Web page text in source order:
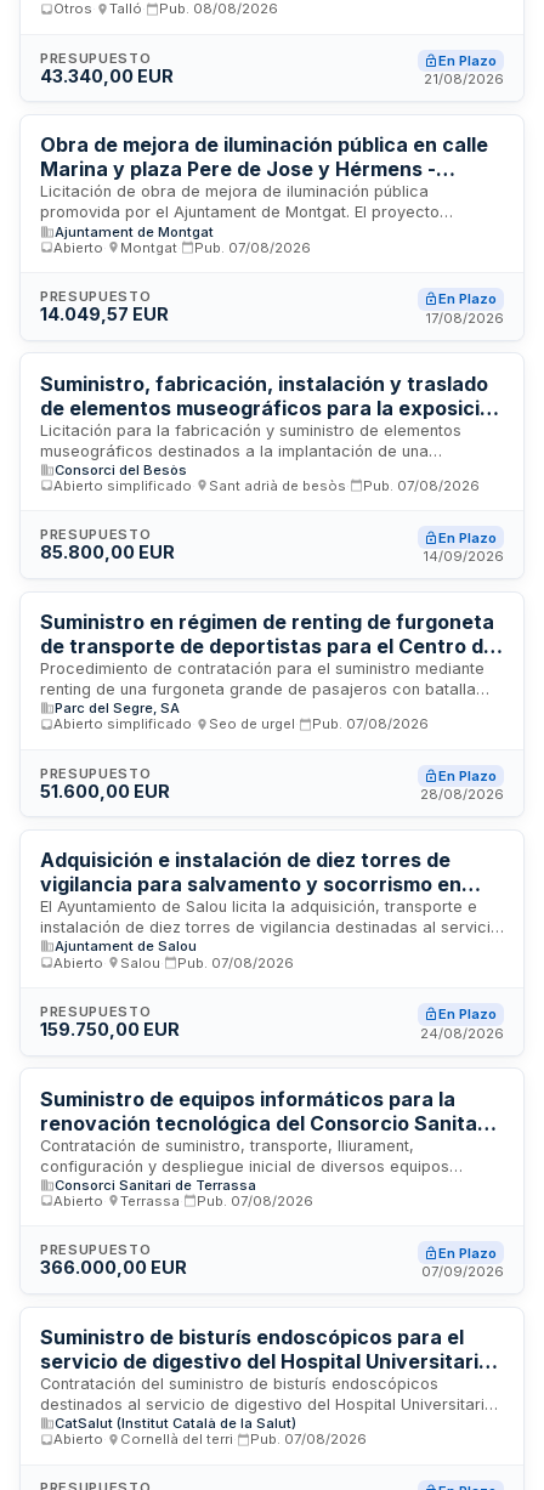
de noche auxiliares destinadas a la Residencia Sant Roc
conformidad con las especificaciones técnicas establecidas
en el pliego de prescripciones técnicas y las fichas técnicas
Otros
Talló Pub. 08/08/2026
PRESUPUESTO
43.340,00 EUR
En Plazo
21/08/2026
Obra de mejora de iluminación pública en calle
Marina y plaza Pere de Jose y Hérmens -
Ajuntament de Montgat
Licitación de obra de mejora de iluminación pública
promovida por el Ajuntament de Montgat. El proyecto
comprende la sustitución de luminarias en la acera de la
calle Marina por nuevas instalaciones que garanticen niveles
luminarias de óptica asimétrica por simétricas en la plaza
Pere de Jose y Hérmens para optimizar la iluminación frontal
infraestructuras de alumbrado público que han llegado al
final de su vida útil y mejorar la calidad de iluminación en
espacios públicos del municipio.
Ajuntament de Montgat
Abierto
Montgat Pub. 07/08/2026
PRESUPUESTO
14.049,57 EUR
En Plazo
17/08/2026
Suministro, fabricación, instalación y traslado
de elementos museográficos para la exposición
sobre la Nave de Turbinas y Catalunya Media
City
Licitación para la fabricación y suministro de elementos
museográficos destinados a la implantación de una
exposición sobre la Nave de Turbinas y el proyecto
Catalunya Media City. El contrato incluye prestaciones
desmontaje, traslado e instalación eléctrica de los
elementos. Los elementos se desarrollarán conforme a las
especificaciones definidas por el Consorci del Besòs en el
Plec de Prescripcions Tècniques.
Consorci del Besòs
Abierto simplificado
Sant adrià de besòs Pub. 07/08/2026
PRESUPUESTO
85.800,00 EUR
En Plazo
14/09/2026
Suministro en régimen de renting de furgoneta
de transporte de deportistas para el Centro de
Tecnificación del Parque Olímpico del Segre
Procedimiento de contratación para el suministro mediante
renting de una furgoneta grande de pasajeros con batalla
larga y techo alto, destinada a proporcionar soporte
logístico en el transporte de deportistas del Centro de
Segre. El contrato incluye arrendamiento financiero,
mantenimiento integral, seguro y servicios de asistencia
posibilidad de prórroga anual.
Parc del Segre, SA
Abierto simplificado
Seo de urgel Pub. 07/08/2026
PRESUPUESTO
51.600,00 EUR
En Plazo
28/08/2026
Adquisición e instalación de diez torres de
vigilancia para salvamento y socorrismo en
playas del municipio de Salou
El Ayuntamiento de Salou licita la adquisición, transporte e
instalación de diez torres de vigilancia destinadas al servicio
de salvamento y socorrismo en las playas del municipio. Los
equipos suministrados deben ser nuevos y se incluye el
desmontaje posterior y el montaje para temporadas
posteriores correrán a cargo del Ayuntamiento. Se exige que
reutilización ni reacondicionamiento previo.
Ajuntament de Salou
Abierto
Salou Pub. 07/08/2026
PRESUPUESTO
159.750,00 EUR
En Plazo
24/08/2026
Suministro de equipos informáticos para la
renovación tecnológica del Consorcio Sanitario
de Terrassa
Contratación de suministro, transporte, lliurament,
configuración y despliegue inicial de diversos equipos
informáticos destinados a la renovación y ampliación del
parque tecnológico del Consorcio Sanitario de Terrassa. La
que permita una prestación eficiente de los servicios
asistenciales y administrativos, contribuyendo a la mejora de
Se sustituye equipamiento informático obsoleto mediante
procedimiento abierto y trámite ordinario.
Consorci Sanitari de Terrassa
Abierto
Terrassa Pub. 07/08/2026
PRESUPUESTO
366.000,00 EUR
En Plazo
07/09/2026
Suministro de bisturís endoscópicos para el
servicio de digestivo del Hospital Universitario
de Girona Dr. Josep Trueta
Contratación del suministro de bisturís endoscópicos
destinados al servicio de digestivo del Hospital Universitario
de Girona Dr. Josep Trueta. El proveedor adjudicatario
deberá garantizar el cumplimiento de normativa de
CatSalut (Institut Català de la Salut)
Abierto
Cornellà del terri Pub. 07/08/2026